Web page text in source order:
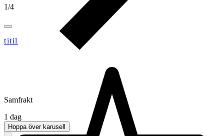
1/4
titil
Samfrakt
1 dag
Hoppa över karusell